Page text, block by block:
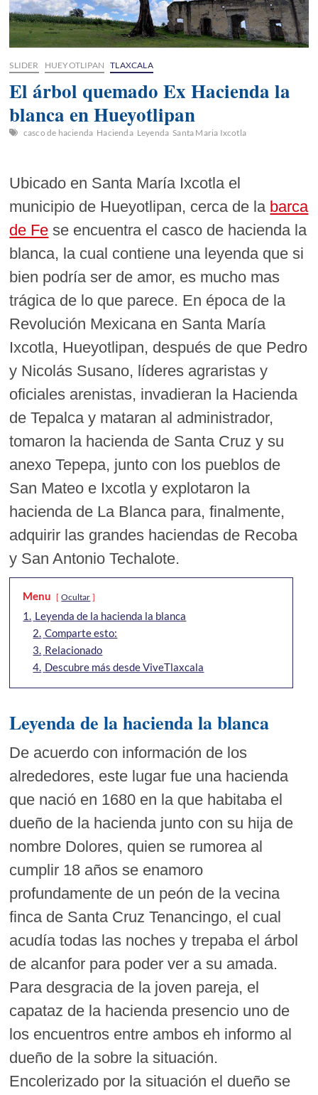
SLIDER HUEYOTLIPAN TLAXCALA
El árbol quemado Ex Hacienda la
blanca en Hueyotlipan
casco de hacienda Hacienda Leyenda Santa Maria Ixcotla
Ubicado en Santa María Ixcotla el
municipio de Hueyotlipan, cerca de la barca
de Fe se encuentra el casco de hacienda la
blanca, la cual contiene una leyenda que si
bien podría ser de amor, es mucho mas
trágica de lo que parece. En época de la
Revolución Mexicana en Santa María
Ixcotla, Hueyotlipan, después de que Pedro
y Nicolás Susano, líderes agraristas y
oficiales arenistas, invadieran la Hacienda
de Tepalca y mataran al administrador,
tomaron la hacienda de Santa Cruz y su
anexo Tepepa, junto con los pueblos de
San Mateo e Ixcotla y explotaron la
hacienda de La Blanca para, finalmente,
adquirir las grandes haciendas de Recoba
y San Antonio Techalote.
Menu Ocultar
1. Leyenda de la hacienda la blanca
2. Comparte esto:
3. Relacionado
4. Descubre más desde ViveTlaxcala
Leyenda de la hacienda la blanca
De acuerdo con información de los
alrededores, este lugar fue una hacienda
que nació en 1680 en la que habitaba el
dueño de la hacienda junto con su hija de
nombre Dolores, quien se rumorea al
cumplir 18 años se enamoro
profundamente de un peón de la vecina
finca de Santa Cruz Tenancingo, el cual
acudía todas las noches y trepaba el árbol
de alcanfor para poder ver a su amada.
Para desgracia de la joven pareja, el
capataz de la hacienda presencio uno de
los encuentros entre ambos eh informo al
dueño de la sobre la situación.
Encolerizado por la situación el dueño se